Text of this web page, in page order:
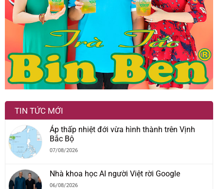
TIN TỨC MỚI
Áp thấp nhiệt đới vừa hình thành trên Vịnh
Bắc Bộ
07/08/2026
Nhà khoa học AI người Việt rời Google
06/08/2026